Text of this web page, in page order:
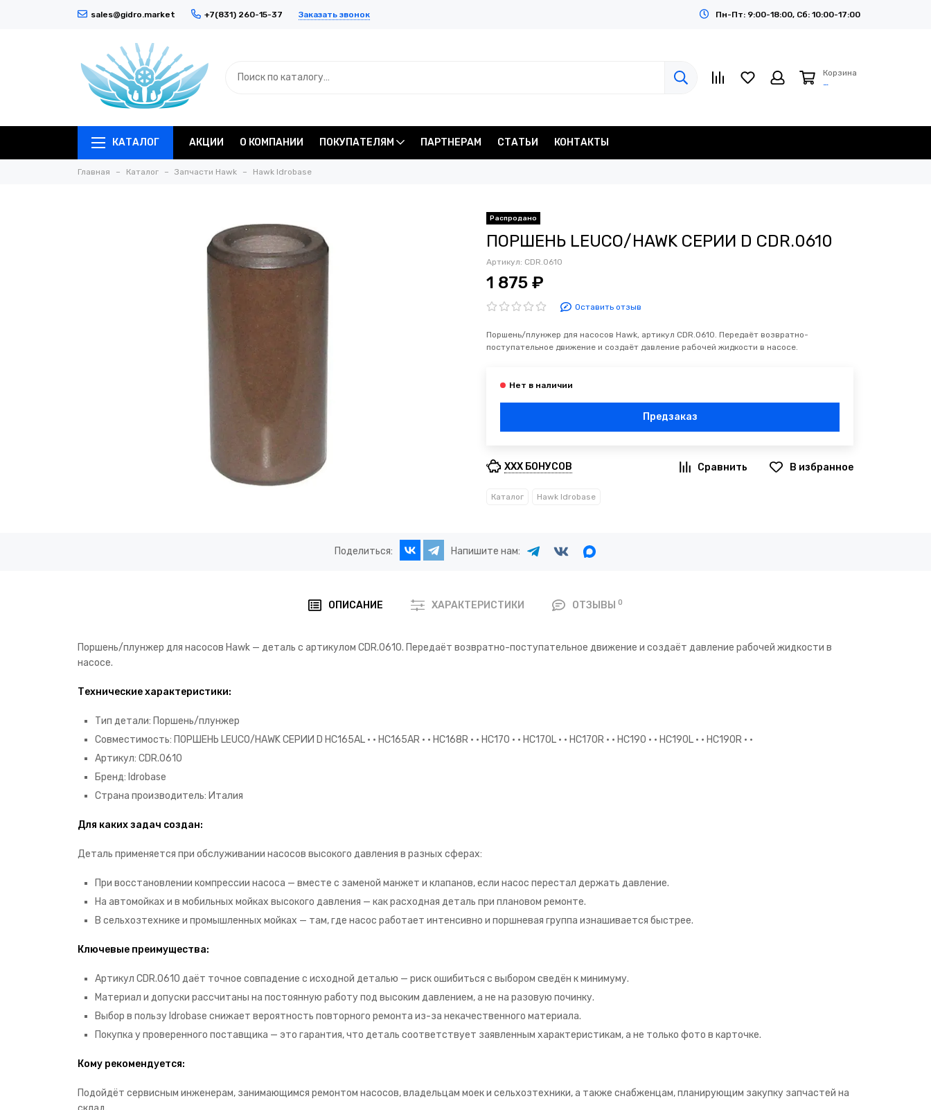
sales@gidro.market +7(831) 260-15-37 Заказать звонок Пн-Пт: 9:00-18:00, Сб: 10:00-17:00
Корзина
…
КАТАЛОГ АКЦИИ О КОМПАНИИ ПОКУПАТЕЛЯМ ПАРТНЕРАМ СТАТЬИ КОНТАКТЫ
Главная Каталог Запчасти Hawk Hawk Idrobase
Распродано
ПОРШЕНЬ LEUCO/HAWK СЕРИИ D CDR.0610
Артикул: CDR.0610
1 875 ₽
Оставить отзыв
Поршень/плунжер для насосов Hawk, артикул CDR.0610. Передаёт возвратно-
поступательное движение и создаёт давление рабочей жидкости в насосе.
Предзаказ
XXX БОНУСОВ
Каталог Hawk Idrobase
Поделиться: Напишите нам:
ОПИСАНИЕ ХАРАКТЕРИСТИКИ ОТЗЫВЫ0
Поршень/плунжер для насосов Hawk — деталь с артикулом CDR.0610. Передаёт возвратно-поступательное движение и создаёт давление рабочей жидкости в
насосе.
Технические характеристики:
Тип детали: Поршень/плунжер
Совместимость: ПОРШЕНЬ LEUCO/HAWK СЕРИИ D HC165AL • • HC165AR • • HC168R • • HC170 • • HC170L • • HC170R • • HC190 • • HC190L • • HC190R • •
Артикул: CDR.0610
Бренд: Idrobase
Страна производитель: Италия
Для каких задач создан:
Деталь применяется при обслуживании насосов высокого давления в разных сферах:
При восстановлении компрессии насоса — вместе с заменой манжет и клапанов, если насос перестал держать давление.
На автомойках и в мобильных мойках высокого давления — как расходная деталь при плановом ремонте.
В сельхозтехнике и промышленных мойках — там, где насос работает интенсивно и поршневая группа изнашивается быстрее.
Ключевые преимущества:
Артикул CDR.0610 даёт точное совпадение с исходной деталью — риск ошибиться с выбором сведён к минимуму.
Материал и допуски рассчитаны на постоянную работу под высоким давлением, а не на разовую починку.
Выбор в пользу Idrobase снижает вероятность повторного ремонта из-за некачественного материала.
Покупка у проверенного поставщика — это гарантия, что деталь соответствует заявленным характеристикам, а не только фото в карточке.
Кому рекомендуется:
Подойдёт сервисным инженерам, занимающимся ремонтом насосов, владельцам моек и сельхозтехники, а также снабженцам, планирующим закупку запчастей на